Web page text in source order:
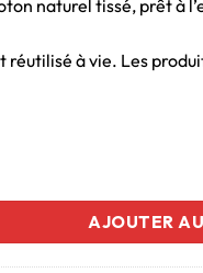
naturel tissé, prêt à
à vie. Les
AJOUTER